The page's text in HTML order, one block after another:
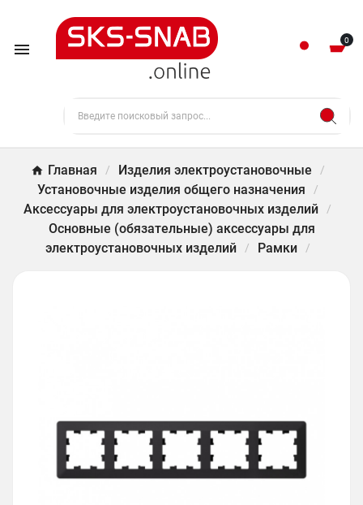
 0
Главная
Изделия электроустановочные
Установочные изделия общего назначения
Аксессуары для электроустановочных изделий
Основные (обязательные) аксессуары для
электроустановочных изделий
Рамки